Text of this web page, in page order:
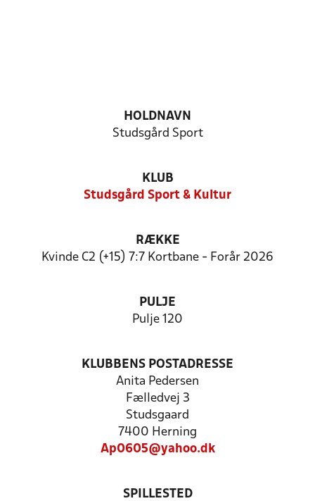
HOLDNAVN
Studsgård Sport
KLUB
Studsgård Sport & Kultur
RÆKKE
Kvinde C2 (+15) 7:7 Kortbane - Forår 2026
PULJE
Pulje 120
KLUBBENS POSTADRESSE
Anita Pedersen
Fælledvej 3
Studsgaard
7400 Herning
Ap0605@yahoo.dk
SPILLESTED